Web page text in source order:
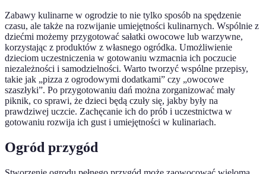
Zabawy kulinarne w ogrodzie to nie tylko sposób na spędzenie
czasu, ale także na rozwijanie umiejętności kulinarnych. Wspólnie z
dziećmi możemy przygotować sałatki owocowe lub warzywne,
korzystając z produktów z własnego ogródka. Umożliwienie
dzieciom uczestniczenia w gotowaniu wzmacnia ich poczucie
niezależności i samodzielności. Warto tworzyć wspólne przepisy,
takie jak „pizza z ogrodowymi dodatkami” czy „owocowe
szaszłyki”. Po przygotowaniu dań można zorganizować mały
piknik, co sprawi, że dzieci będą czuły się, jakby były na
prawdziwej uczcie. Zachęcanie ich do prób i uczestnictwa w
gotowaniu rozwija ich gust i umiejętności w kulinariach.
Ogród przygód